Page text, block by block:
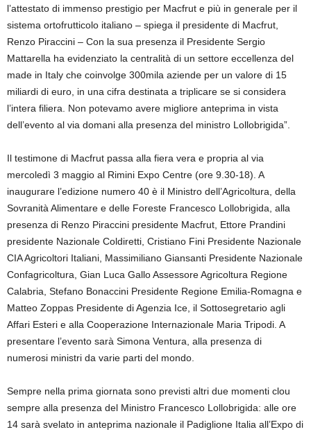
l’attestato di immenso prestigio per Macfrut e più in generale per il
sistema ortofrutticolo italiano – spiega il presidente di Macfrut,
Renzo Piraccini – Con la sua presenza il Presidente Sergio
Mattarella ha evidenziato la centralità di un settore eccellenza del
made in Italy che coinvolge 300mila aziende per un valore di 15
miliardi di euro, in una cifra destinata a triplicare se si considera
l’intera filiera. Non potevamo avere migliore anteprima in vista
dell’evento al via domani alla presenza del ministro Lollobrigida”.
Il testimone di Macfrut passa alla fiera vera e propria al via
mercoledì 3 maggio al Rimini Expo Centre (ore 9.30-18). A
inaugurare l’edizione numero 40 è il Ministro dell’Agricoltura, della
Sovranità Alimentare e delle Foreste Francesco Lollobrigida, alla
presenza di Renzo Piraccini presidente Macfrut, Ettore Prandini
presidente Nazionale Coldiretti, Cristiano Fini Presidente Nazionale
CIA Agricoltori Italiani, Massimiliano Giansanti Presidente Nazionale
Confagricoltura, Gian Luca Gallo Assessore Agricoltura Regione
Calabria, Stefano Bonaccini Presidente Regione Emilia-Romagna e
Matteo Zoppas Presidente di Agenzia Ice, il Sottosegretario agli
Affari Esteri e alla Cooperazione Internazionale Maria Tripodi. A
presentare l’evento sarà Simona Ventura, alla presenza di
numerosi ministri da varie parti del mondo.
Sempre nella prima giornata sono previsti altri due momenti clou
sempre alla presenza del Ministro Francesco Lollobrigida: alle ore
14 sarà svelato in anteprima nazionale il Padiglione Italia all’Expo di